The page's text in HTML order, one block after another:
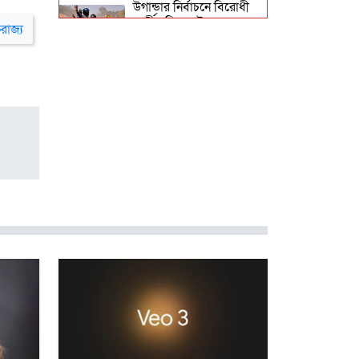
উগান্ডার নির্বাচনে বিরোধী
প্রার্থী ববি ওয়াইনকে
আউন্স সোনা উত্তোলন
সৌদি রাষ্ট্রীয় কোম্পানি
মা’আদেনের